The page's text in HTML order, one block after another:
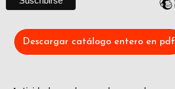
Descargar catálogo entero en pdf